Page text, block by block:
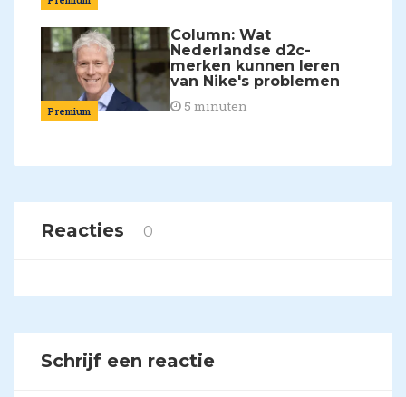
Premium
Column: Wat
Nederlandse d2c-
merken kunnen leren
van Nike's problemen
5 minuten
Reacties 0
Schrijf een reactie